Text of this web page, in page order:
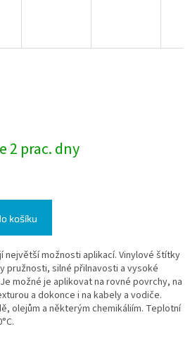
2 prac. dny
košíku
největší možnosti aplikací. Vinylové štítky
pružnosti, silné přilnavosti a vysoké
možné je aplikovat na rovné povrchy, na
a dokonce i na kabely a vodiče.
olejům a některým chemikáliím. Teplotní